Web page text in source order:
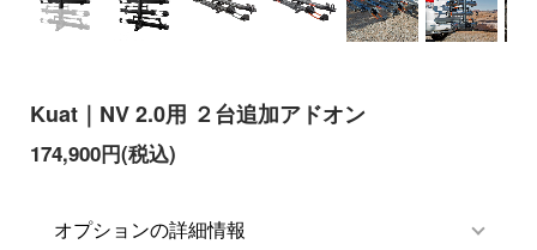
Kuat｜NV 2.0用 ２台追加アドオン
174,900円(税込)
オプションの詳細情報